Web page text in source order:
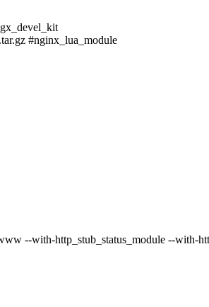
#nginx_lua_module
--with-http_stub_status_module --